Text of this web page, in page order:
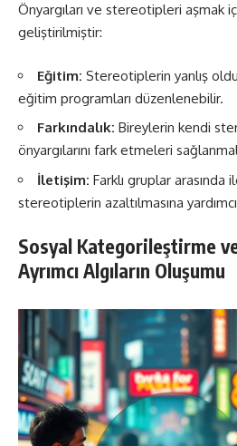
Önyargıları ve stereotipleri aşmak
geliştirilmiştir:
Eğitim: Stereotiplerin yanlış
eğitim programları düzenlenebilir.
Farkındalık: Bireylerin kendi
önyargılarını fark etmeleri
İletişim: Farklı gruplar
stereotiplerin azaltılmasına
Sosyal Kategorileştirme
Ayrımcı Algıların Oluşumu